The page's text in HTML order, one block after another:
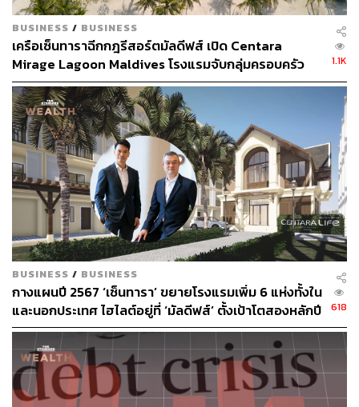
BUSINESS / BUSINESS
เครือเซ็นทาราฉีกกฎรีสอร์ตมัลดีฟส์ เปิด Centara
Mirage Lagoon Maldives โรงแรมจับกลุ่มครอบครัว
ด้วยสวนน้ำ
1.1K
BUSINESS / BUSINESS
กางแผนปี 2567 ‘เซ็นทารา’ ขยายโรงแรมเพิ่ม 6 แห่งทั้งใน
และนอกประเทศ ไฮไลต์อยู่ที่ ‘มัลดีฟส์’ ตั้งเป้าโตสองหลักปี
นี้
618